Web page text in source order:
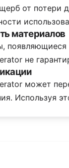
от потери
материалов
появляющиеся
не
может
Используя